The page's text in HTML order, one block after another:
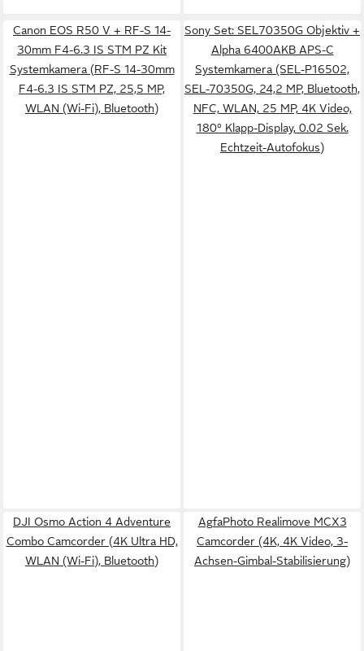
Canon EOS R50 V + RF-S 14-
30mm F4-6.3 IS STM PZ Kit
Systemkamera (RF-S 14-30mm
F4-6.3 IS STM PZ, 25,5 MP,
WLAN (Wi-Fi), Bluetooth)
Sony Set: SEL70350G Objektiv +
Alpha 6400AKB APS-C
Systemkamera (SEL-P16502,
SEL-70350G, 24,2 MP, Bluetooth,
NFC, WLAN, 25 MP, 4K Video,
180° Klapp-Display, 0.02 Sek.
Echtzeit-Autofokus)
DJI Osmo Action 4 Adventure
Combo Camcorder (4K Ultra HD,
WLAN (Wi-Fi), Bluetooth)
AgfaPhoto Realimove MCX3
Camcorder (4K, 4K Video, 3-
Achsen-Gimbal-Stabilisierung)